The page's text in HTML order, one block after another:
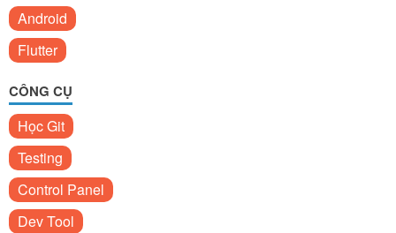
Android
Flutter
CÔNG CỤ
Học Git
Testing
Control Panel
Dev Tool